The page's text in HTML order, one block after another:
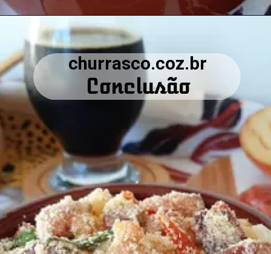
Conclusão
churrasco.coz.br